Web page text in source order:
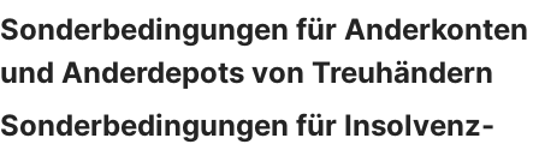
Sonderbedingungen für Anderkonten
und Anderdepots von Treuhändern
Sonderbedingungen für Insolvenz-